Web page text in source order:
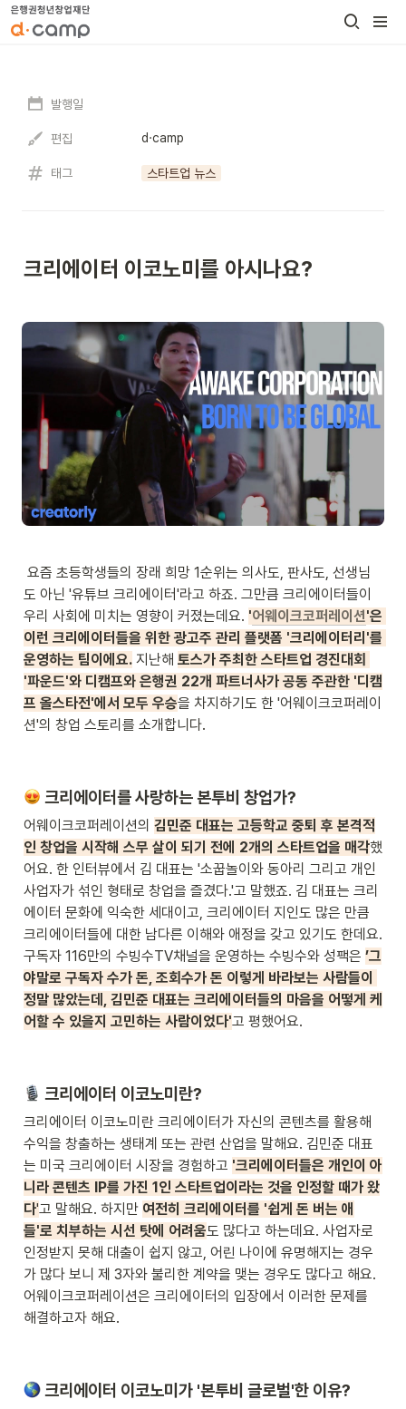
발행일
편집 d·camp
태그 스타트업 뉴스
크리에이터 이코노미를 아시나요?
도 아닌 '유튜브 크리에이터'라고 하죠. 그만큼 크리에이터들이
우리 사회에 미치는 영향이 커졌는데요. '어웨이크코퍼레이션'은
이런 크리에이터들을 위한 광고주 관리 플랫폼 '크리에이터리'를
운영하는 팀이에요. 지난해 토스가 주최한 스타트업 경진대회
'파운드'와 디캠프와 은행권 22개 파트너사가 공동 주관한 '디캠
프 올스타전'에서 모두 우승을 차지하기도 한 '어웨이크코퍼레이
션'의 창업 스토리를 소개합니다.
크리에이터를 사랑하는 본투비 창업가?
어웨이크코퍼레이션의 김민준 대표는 고등학교 중퇴 후 본격적
인 창업을 시작해 스무 살이 되기 전에 2개의 스타트업을 매각했
어요. 한 인터뷰에서 김 대표는 '소꿉놀이와 동아리 그리고 개인
사업자가 섞인 형태로 창업을 즐겼다.'고 말했죠. 김 대표는 크리
에이터 문화에 익숙한 세대이고, 크리에이터 지인도 많은 만큼
크리에이터들에 대한 남다른 이해와 애정을 갖고 있기도 한데요.
구독자 116만의 수빙수TV채널을 운영하는 수빙수와 성팩은 ’그
야말로 구독자 수가 돈, 조회수가 돈 이렇게 바라보는 사람들이
정말 많았는데, 김민준 대표는 크리에이터들의 마음을 어떻게 케
어할 수 있을지 고민하는 사람이었다'고 평했어요.
크리에이터 이코노미란?
크리에이터 이코노미란 크리에이터가 자신의 콘텐츠를 활용해
수익을 창출하는 생태계 또는 관련 산업을 말해요. 김민준 대표
는 미국 크리에이터 시장을 경험하고 '크리에이터들은 개인이 아
니라 콘텐츠 IP를 가진 1인 스타트업이라는 것을 인정할 때가 왔
다'고 말해요. 하지만 여전히 크리에이터를 '쉽게 돈 버는 애
들'로 치부하는 시선 탓에 어려움도 많다고 하는데요. 사업자로
인정받지 못해 대출이 쉽지 않고, 어린 나이에 유명해지는 경우
가 많다 보니 제 3자와 불리한 계약을 맺는 경우도 많다고 해요.
어웨이크코퍼레이션은 크리에이터의 입장에서 이러한 문제를
해결하고자 해요.
크리에이터 이코노미가 '본투비 글로벌'한 이유?